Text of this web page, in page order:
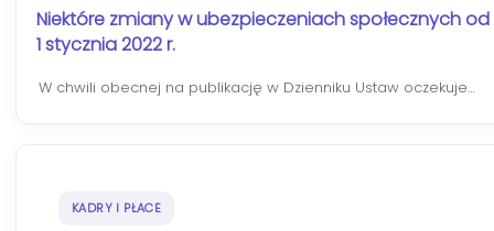
Niektóre zmiany w ubezpieczeniach społecznych od
1 stycznia 2022 r.
W chwili obecnej na publikację w Dzienniku Ustaw oczekuje…
KADRY I PŁACE